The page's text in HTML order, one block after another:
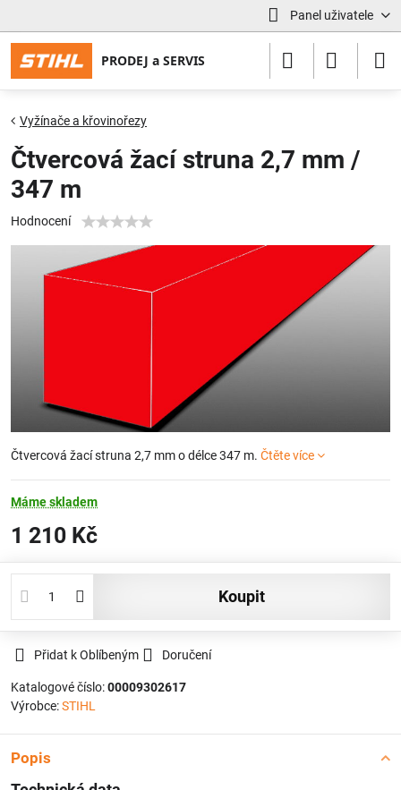
Panel uživatele
Vyžínače a křovinořezy
Čtvercová žací struna 2,7 mm /
347 m
Hodnocení
Čtvercová žací struna 2,7 mm o délce 347 m. Čtěte více
Máme skladem
1 210 Kč
koupit
Přidat k Oblíbeným Doručení
Katalogové číslo:00009302617
Výrobce:STIHL
Popis